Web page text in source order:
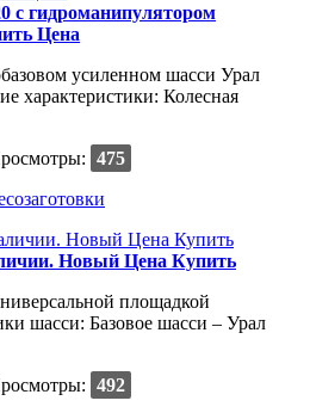
с гидроманипулятором
Цена
усиленном шасси Урал
характеристики: Колесная
475
Новый Цена Купить
площадкой
шасси: Базовое шасси – Урал
492